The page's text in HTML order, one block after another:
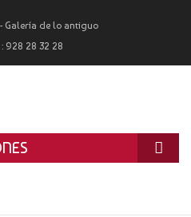
Galería de lo antiguo
928 28 32 28